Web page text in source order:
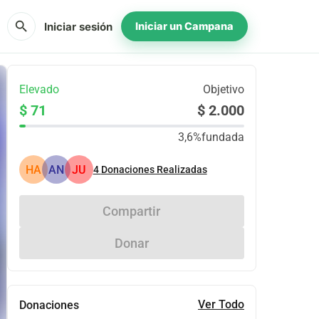
search Iniciar sesión Iniciar un Campana
Elevado Objetivo
$ 71 $ 2.000
3,6%fundada
HA AN JU 4 Donaciones Realizadas
Compartir
Donar
Donaciones Ver Todo